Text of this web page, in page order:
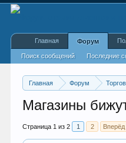
Главная Форум
Магазины
Страница 1 из 2 1 2 Вперёд
Главная Форум
Поиск сообщений Последние